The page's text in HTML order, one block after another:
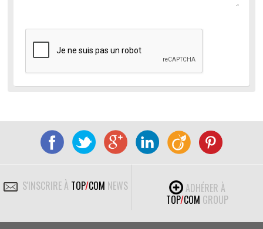
S'INSCRIRE À TOP/COM NEWS
ADHÉRER À
TOP/COM GROUP